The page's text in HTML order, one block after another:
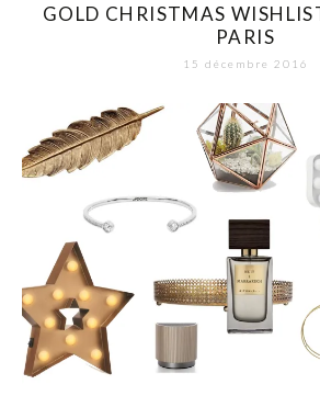
GOLD CHRISTMAS
PARIS
15 décembre 2016